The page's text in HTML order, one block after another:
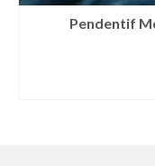
Pendentif